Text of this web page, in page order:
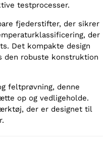
testprocesser.
fjederstifter, der sikrer
der
Det kompakte design
den robuste konstruktion
feltprøvning, denne
op og vedligeholde.
der er designet til